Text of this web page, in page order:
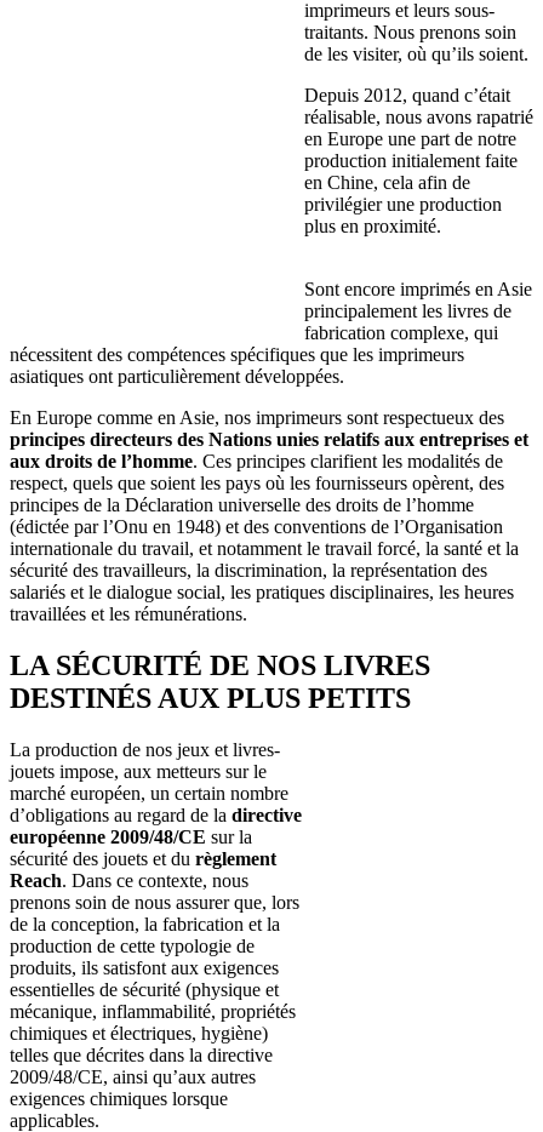
imprimeurs et leurs sous-
traitants. Nous prenons soin
de les visiter, où qu’ils soient.
Depuis 2012, quand c’était
réalisable, nous avons rapatrié
en Europe une part de notre
production initialement faite
en Chine, cela afin de
privilégier une production
plus en proximité.
Sont encore imprimés en Asie
principalement les livres de
fabrication complexe, qui
nécessitent des compétences spécifiques que les imprimeurs
asiatiques ont particulièrement développées.
En Europe comme en Asie, nos imprimeurs sont respectueux des
principes directeurs des Nations unies relatifs aux entreprises et
aux droits de l’homme. Ces principes clarifient les modalités de
respect, quels que soient les pays où les fournisseurs opèrent, des
principes de la Déclaration universelle des droits de l’homme
(édictée par l’Onu en 1948) et des conventions de l’Organisation
internationale du travail, et notamment le travail forcé, la santé et la
sécurité des travailleurs, la discrimination, la représentation des
salariés et le dialogue social, les pratiques disciplinaires, les heures
travaillées et les rémunérations.
LA SÉCURITÉ DE NOS LIVRES
DESTINÉS AUX PLUS PETITS
La production de nos jeux et livres-
jouets impose, aux metteurs sur le
marché européen, un certain nombre
d’obligations au regard de la directive
européenne 2009/48/CE sur la
sécurité des jouets et du règlement
Reach. Dans ce contexte, nous
prenons soin de nous assurer que, lors
de la conception, la fabrication et la
production de cette typologie de
produits, ils satisfont aux exigences
essentielles de sécurité (physique et
mécanique, inflammabilité, propriétés
chimiques et électriques, hygiène)
telles que décrites dans la directive
2009/48/CE, ainsi qu’aux autres
exigences chimiques lorsque
applicables.